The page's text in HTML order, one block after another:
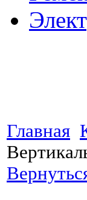
Главная